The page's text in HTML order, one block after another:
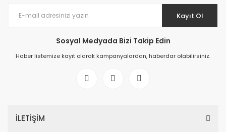
Kayıt Ol
Sosyal Medyada Bizi Takip Edin
Haber listemize kayıt olarak kampanyalardan, haberdar olabilirsiniz.
İLETİŞİM